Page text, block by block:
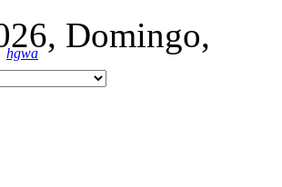
Domingo,
hgwa